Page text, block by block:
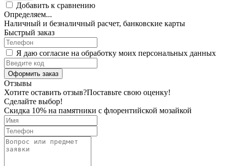
Добавить к сравнению
Определяем...
Наличный и безналичный расчет, банковские карты
Быстрый заказ
Я даю согласие на обработку моих персональных данных
Оформить заказ
Отзывы
Хотите оставить отзыв?Поставьте свою оценку!
Сделайте выбор!
Скидка 10% на памятники с флорентийской мозайкой